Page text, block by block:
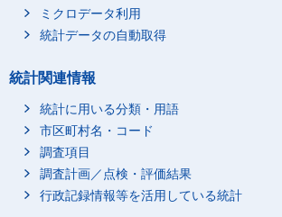
ミクロデータ利用
統計データの自動取得
統計関連情報
統計に用いる分類・用語
市区町村名・コード
調査項目
調査計画／点検・評価結果
行政記録情報等を活用している統計